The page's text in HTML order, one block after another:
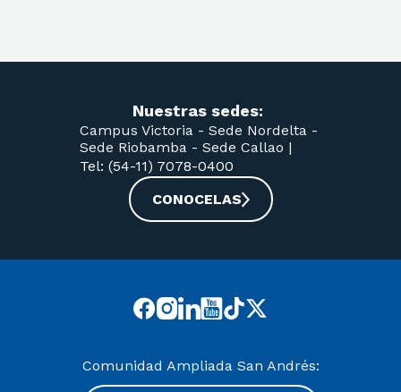
Nuestras sedes:
Campus Victoria - Sede Nordelta -
Sede Riobamba - Sede Callao |
Tel: (54-11) 7078-0400
CONOCELAS
Comunidad Ampliada San Andrés: